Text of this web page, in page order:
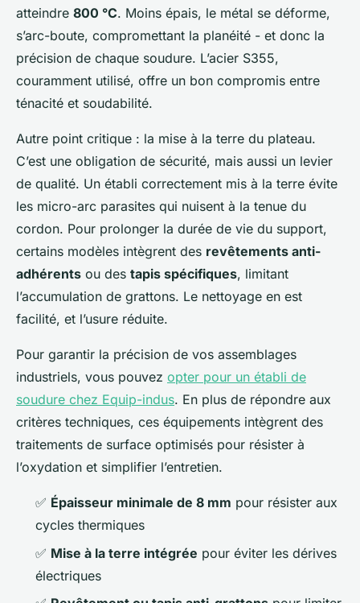
atteindre 800 °C. Moins épais, le métal se déforme,
s’arc-boute, compromettant la planéité - et donc la
précision de chaque soudure. L’acier S355,
couramment utilisé, offre un bon compromis entre
ténacité et soudabilité.
Autre point critique : la mise à la terre du plateau.
C’est une obligation de sécurité, mais aussi un levier
de qualité. Un établi correctement mis à la terre évite
les micro-arc parasites qui nuisent à la tenue du
cordon. Pour prolonger la durée de vie du support,
certains modèles intègrent des revêtements anti-
adhérents ou des tapis spécifiques, limitant
l’accumulation de grattons. Le nettoyage en est
facilité, et l’usure réduite.
Pour garantir la précision de vos assemblages
industriels, vous pouvez opter pour un établi de
soudure chez Equip-indus. En plus de répondre aux
critères techniques, ces équipements intègrent des
traitements de surface optimisés pour résister à
l’oxydation et simplifier l’entretien.
✅ Épaisseur minimale de 8 mm pour résister aux
cycles thermiques
✅ Mise à la terre intégrée pour éviter les dérives
électriques